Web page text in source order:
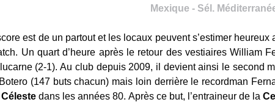
Mexique - Sél.
est de un partout et les locaux peuvent s’estimer
Un quart d’heure après le retour des vestiaires William
(2-1). Au club depuis 2009, il devient ainsi le second
(147 buts chacun) mais loin derrière le recordman
Célestedans les années 80. Après ce but, l’entraineur de la